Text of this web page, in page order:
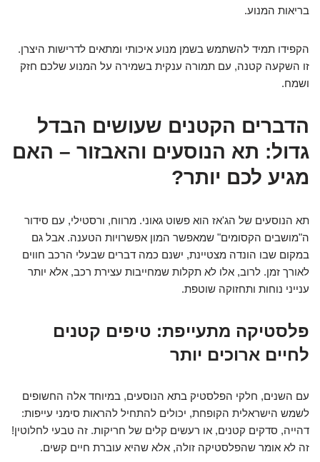
בריאות המנוע.
הקפידו תמיד להשתמש בשמן מנוע איכותי ומתאים לדרישות היצרן.
זו השקעה קטנה, עם תמורה ענקית בשמירה על המנוע שלכם חזק
ושמח.
הדברים הקטנים שעושים הבדל
גדול: תא הנוסעים והאבזור – האם
מגיע לכם יותר?
תא הנוסעים של הג'אז הוא פשוט גאוני. מרווח, ורסטילי, עם סידור
ה"מושבים הקסומים" שמאפשר המון אפשרויות הטענה. אבל גם
במקום שבו הונדה מצטיינת, ישנם כמה דברים שבעלי הרכב חווים
לאורך זמן. לרוב, אלו לא תקלות שמחייבות עצירת רכב, אלא יותר
ענייני נוחות ותחזוקה שוטפת.
פלסטיקה מתעייפת: טיפים קטנים
לחיים ארוכים יותר
עם השנים, חלקי הפלסטיק בתא הנוסעים, במיוחד אלה החשופים
לשמש הישראלית הקופחת, יכולים להתחיל להראות סימני עייפות:
דהייה, סדקים קטנים, או רעשים קלים של חריקות. זה טבעי לחלוטין!
זה לא אומר שהפלסטיקה זולה, אלא שהיא עוברת חיים קשים.